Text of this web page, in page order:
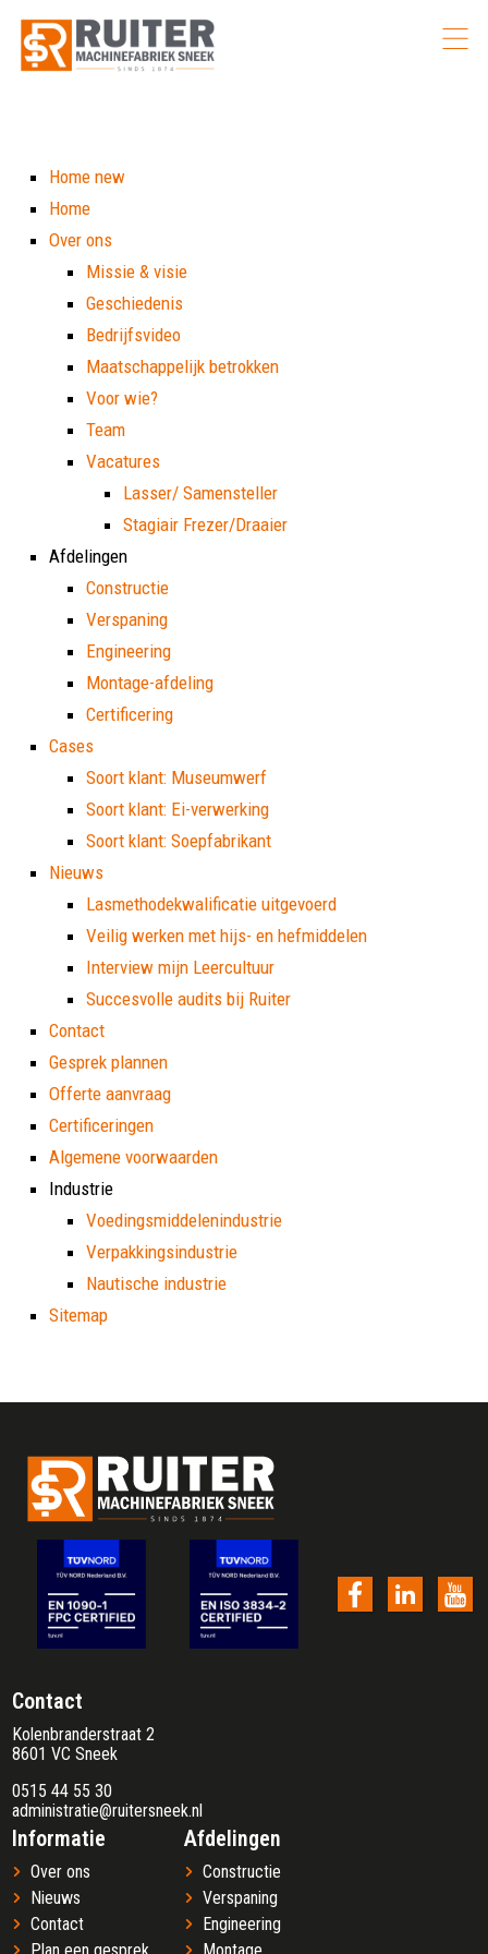
Home new
Home
Over ons
Missie & visie
Geschiedenis
Bedrijfsvideo
Maatschappelijk betrokken
Voor wie?
Team
Vacatures
Lasser/ Samensteller
Stagiair Frezer/Draaier
Afdelingen
Constructie
Verspaning
Engineering
Montage-afdeling
Certificering
Cases
Soort klant: Museumwerf
Soort klant: Ei-verwerking
Soort klant: Soepfabrikant
Nieuws
Lasmethodekwalificatie uitgevoerd
Veilig werken met hijs- en hefmiddelen
Interview mijn Leercultuur
Succesvolle audits bij Ruiter
Contact
Gesprek plannen
Offerte aanvraag
Certificeringen
Algemene voorwaarden
Industrie
Voedingsmiddelenindustrie
Verpakkingsindustrie
Nautische industrie
Sitemap
Contact
Kolenbranderstraat 2
8601 VC Sneek
0515 44 55 30
administratie@ruitersneek.nl
Informatie
Over ons
Nieuws
Contact
Afdelingen
Constructie
Verspaning
Engineering